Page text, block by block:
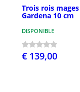
Trois rois
Gardena 10 cm
DISPONIBLE
€ 139,00